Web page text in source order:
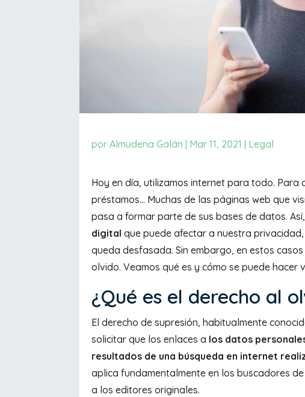
por Almudena Galán | Mar 11, 2021 | Legal
Hoy en día, utilizamos internet para todo.
préstamos... Muchas de las páginas web que
pasa a formar parte de sus bases de datos.
digital que puede afectar a nuestra
queda desfasada. Sin embargo, en estos
olvido. Veamos qué es y cómo se puede hacer
¿Qué es el derecho al
El derecho de supresión, habitualmente
solicitar que los enlaces a los datos
resultados de una búsqueda en internet
aplica fundamentalmente en los buscadores
a los editores originales.